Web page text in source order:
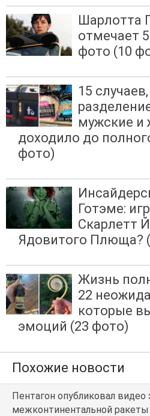
Шарлотта
отмечает
фото (10
15
мужские и
доходило до
фото)
Готэме:
Скарлетт
Ядовитого Плюща?
Жизнь
22
которые
эмоций (23 фото)
Похожие новости
Пентагон опубликовал видео
межконтинентальной ракеты